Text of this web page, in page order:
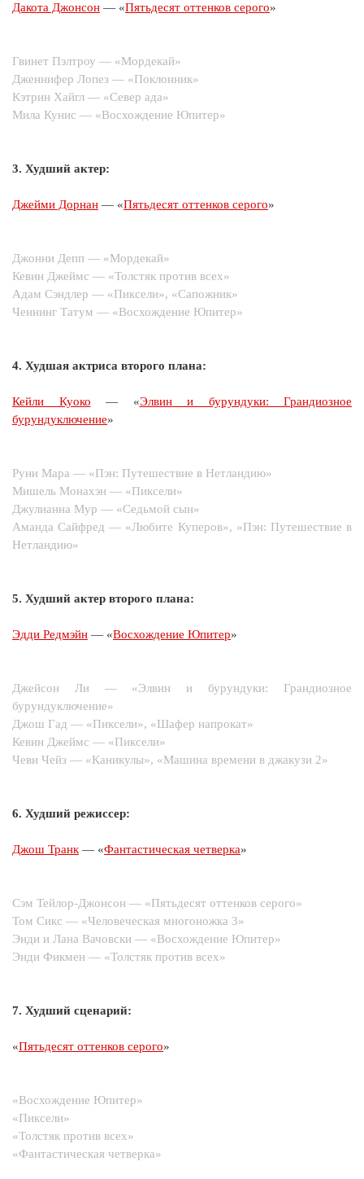
Дакота Джонсон — «Пятьдесят оттенков серого»
Гвинет Пэлтроу — «Мордекай»
Дженнифер Лопез — «Поклонник»
Кэтрин Хайгл — «Север ада»
Мила Кунис — «Восхождение Юпитер»
3. Худший актер:
Джейми Дорнан — «Пятьдесят оттенков серого»
Джонни Депп — «Мордекай»
Кевин Джеймс — «Толстяк против всех»
Адам Сэндлер — «Пиксели», «Сапожник»
Ченнинг Татум — «Восхождение Юпитер»
4. Худшая актриса второго плана:
Кейли Куоко — «Элвин и бурундуки: Грандиозное
бурундуключение»
Руни Мара — «Пэн: Путешествие в Нетландию»
Мишель Монахэн — «Пиксели»
Джулианна Мур — «Седьмой сын»
Аманда Сайфред — «Любите Куперов», «Пэн: Путешествие в
Нетландию»
5. Худший актер второго плана:
Эдди Редмэйн — «Восхождение Юпитер»
Джейсон Ли — «Элвин и бурундуки: Грандиозное
бурундуключение»
Джош Гад — «Пиксели», «Шафер напрокат»
Кевин Джеймс — «Пиксели»
Чеви Чейз — «Каникулы», «Машина времени в джакузи 2»
6. Худший режиссер:
Джош Транк — «Фантастическая четверка»
Сэм Тейлор-Джонсон — «Пятьдесят оттенков серого»
Том Сикс — «Человеческая многоножка 3»
Энди и Лана Вачовски — «Восхождение Юпитер»
Энди Фикмен — «Толстяк против всех»
7. Худший сценарий:
«Пятьдесят оттенков серого»
«Восхождение Юпитер»
«Пиксели»
«Толстяк против всех»
«Фантастическая четверка»